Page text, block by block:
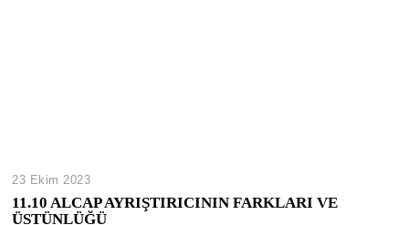
23 Ekim 2023
11.10 ALCAP AYRIŞTIRICININ FARKLARI VE
ÜSTÜNLÜĞÜ